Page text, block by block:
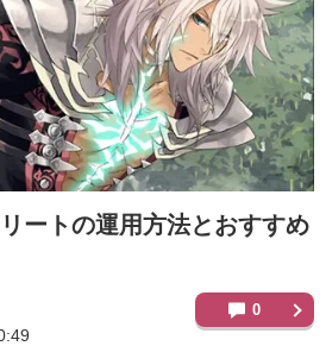
ートの運用方法とおすすめ
0